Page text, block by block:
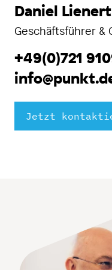
Daniel Lienert
Geschäftsführer &
+49(0)721
Jetzt